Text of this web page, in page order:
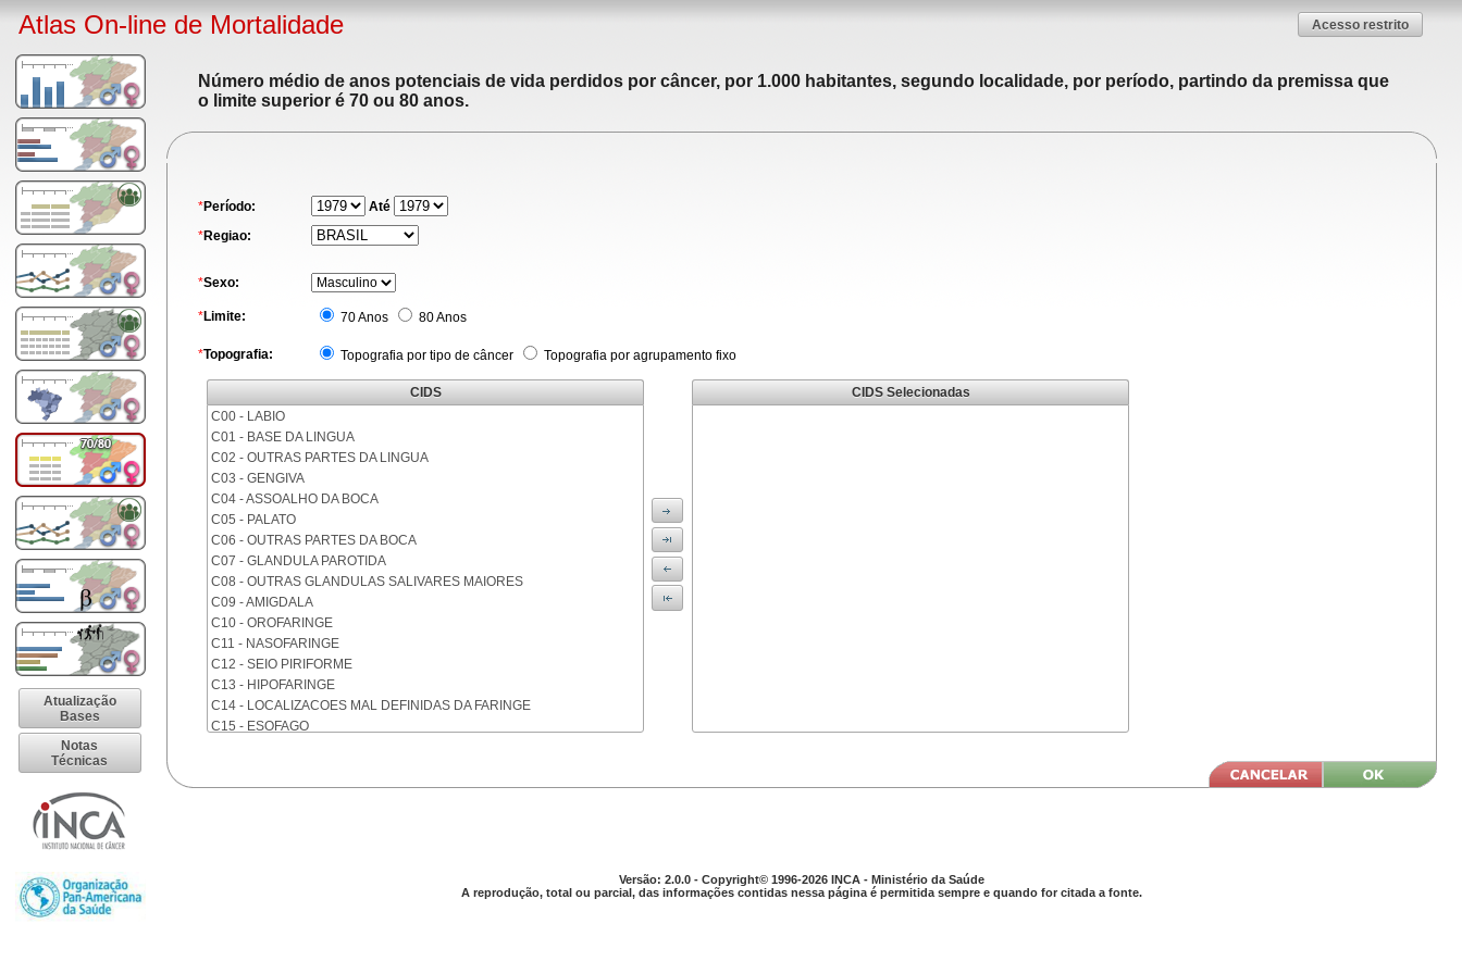
Atlas On-line de Mortalidade Acesso restrito
Atualização
Bases
Notas
Técnicas
Número médio de anos potenciais de vida perdidos por câncer, por 1.000 habitantes, segundo localidade, por período, partindo da premissa que
o limite superior é 70 ou 80 anos.
*Período:
Até
*Regiao:
*Sexo:
*Limite: 70 Anos 80 Anos
*Topografia: Topografia por tipo de câncer Topografia por agrupamento fixo
CIDS
C00 - LABIO
C01 - BASE DA LINGUA
C02 - OUTRAS PARTES DA LINGUA
C03 - GENGIVA
C04 - ASSOALHO DA BOCA
C05 - PALATO
C06 - OUTRAS PARTES DA BOCA
C07 - GLANDULA PAROTIDA
C08 - OUTRAS GLANDULAS SALIVARES MAIORES
C09 - AMIGDALA
C10 - OROFARINGE
C11 - NASOFARINGE
C12 - SEIO PIRIFORME
C13 - HIPOFARINGE
C14 - LOCALIZACOES MAL DEFINIDAS DA FARINGE
C15 - ESOFAGO
C18 - COLON
CIDS Selecionadas
Versão: 2.0.0 - Copyright© 1996-2026 INCA - Ministério da Saúde
A reprodução, total ou parcial, das informações contidas nessa página é permitida sempre e quando for citada a fonte.